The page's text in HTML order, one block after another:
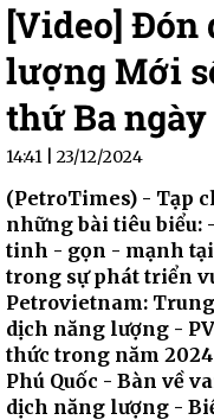
[Video] Đón
lượng Mới
thứ Ba
14:41 | 23/12/2024
(PetroTimes) - Tạp
những bài tiêu biểu:
tinh - gọn - mạnh
trong sự phát triển
Petrovietnam:
dịch năng lượng -
thức trong năm
Phú Quốc - Bàn về
dịch năng lượng -